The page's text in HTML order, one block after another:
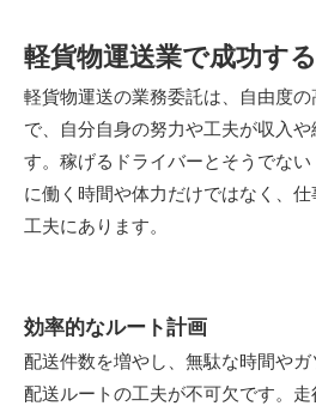
軽貨物運送業で成功す
軽貨物運送の業務委託は、自由度
で、自分自身の努力や工夫が収入
す。稼げるドライバーとそうでな
に働く時間や体力だけではなく、
工夫にあります。
効率的なルート計画
配送件数を増やし、無駄な時間やガ
配送ルートの工夫が不可欠です。